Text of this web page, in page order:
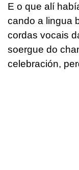
E o que alí
cando a lingua
cordas vocais
soergue do
celebración,